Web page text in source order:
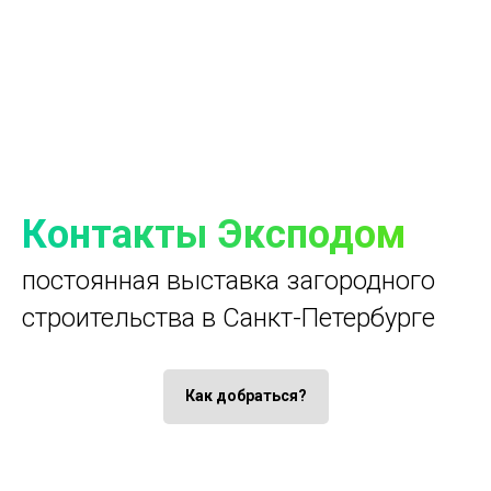
Контакты Эксподом
постоянная выставка загородного
строительства в Санкт-Петербурге
Как добраться?